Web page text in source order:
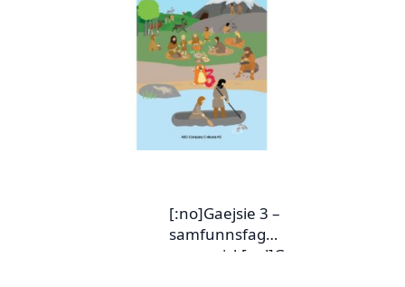
[:no]Gaejsie 3 –
samfunnsfag
sørsamisk[:yd]Gae